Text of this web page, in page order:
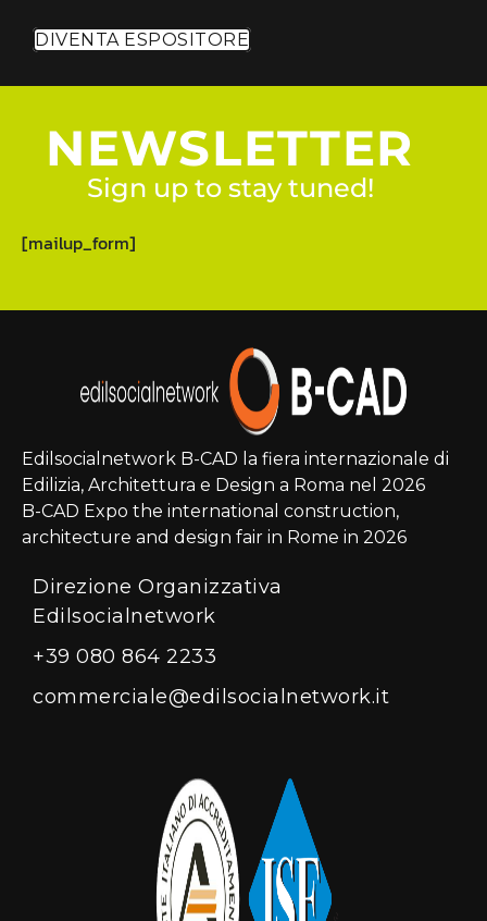
DIVENTA ESPOSITORE
NEWSLETTER
Sign up to stay tuned!
[mailup_form]
Edilsocialnetwork B-CAD la fiera internazionale di
Edilizia, Architettura e Design a Roma nel 2026
B-CAD Expo the international construction,
architecture and design fair in Rome in 2026
Direzione Organizzativa
Edilsocialnetwork
+39 080 864 2233
commerciale@edilsocialnetwork.it